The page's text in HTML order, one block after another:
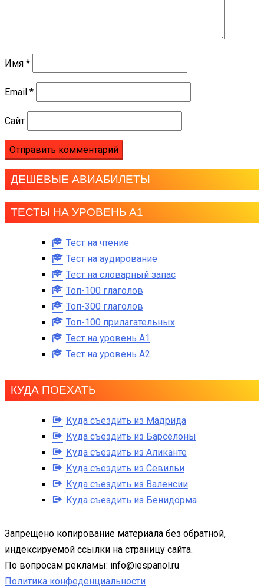
Имя *
Email *
Сайт
ДЕШЕВЫЕ АВИАБИЛЕТЫ
ТЕСТЫ НА УРОВЕНЬ А1
Тест на чтение
Тест на аудирование
Тест на словарный запас
Топ-100 глаголов
Топ-300 глаголов
Топ-100 прилагательных
Тест на уровень A1
Тест на уровень A2
КУДА ПОЕХАТЬ
Куда съездить из Мадрида
Куда съездить из Барселоны
Куда съездить из Аликанте
Куда съездить из Севильи
Куда съездить из Валенсии
Куда съездить из Бенидорма
Запрещено копирование материала без обратной,
индексируемой ссылки на страницу сайта.
По вопросам рекламы: info@iespanol.ru
Политика конфеденциальности